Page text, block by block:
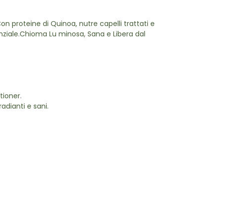
proteine di Quinoa, nutre capelli trattati e
Chioma Lu minosa, Sana e Libera dal
e sani.